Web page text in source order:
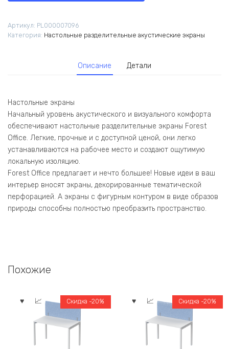
с
декором
(11
Незабудка)
Артикул: PL000007096
Категория: Настольные разделительные акустические экраны
Описание Детали
Настольные экраны
Начальный уровень акустического и визуального комфорта
обеспечивают настольные разделительные экраны Forest
Office. Легкие, прочные и с доступной ценой, они легко
устанавливаются на рабочее место и создают ощутимую
локальную изоляцию.
Forest Office предлагает и нечто большее! Новые идеи в ваш
интерьер вносят экраны, декорированные тематической
перфорацией. А экраны с фигурным контуром в виде образов
природы способны полностью преобразить пространство.
Похожие
Скидка -20% Скидка -20%